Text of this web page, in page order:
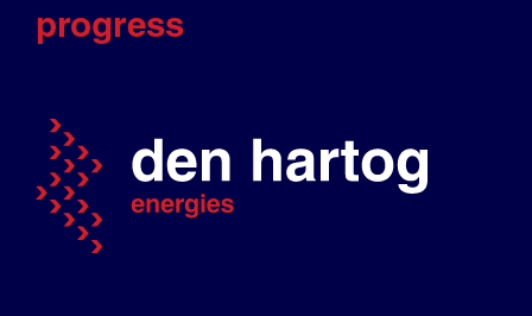
progress